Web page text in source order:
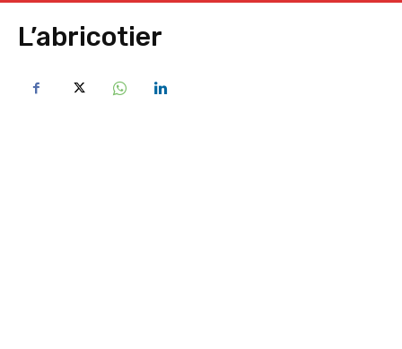
L’abricotier